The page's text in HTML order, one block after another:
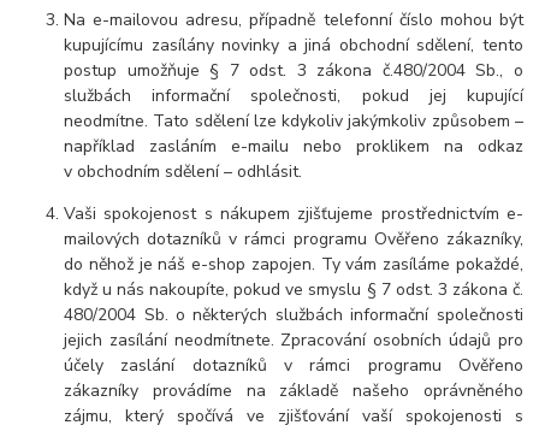
Na e-mailovou adresu, případně telefonní číslo mohou být
kupujícímu zasílány novinky a jiná obchodní sdělení, tento
postup umožňuje § 7 odst. 3 zákona č.480/2004 Sb., o
službách informační společnosti, pokud jej kupující
neodmítne. Tato sdělení lze kdykoliv jakýmkoliv způsobem –
například zasláním e-mailu nebo proklikem na odkaz
v obchodním sdělení – odhlásit.
Vaši spokojenost s nákupem zjišťujeme prostřednictvím e-
mailových dotazníků v rámci programu Ověřeno zákazníky,
do něhož je náš e-shop zapojen. Ty vám zasíláme pokaždé,
když u nás nakoupíte, pokud ve smyslu § 7 odst. 3 zákona č.
480/2004 Sb. o některých službách informační společnosti
jejich zasílání neodmítnete. Zpracování osobních údajů pro
účely zaslání dotazníků v rámci programu Ověřeno
zákazníky provádíme na základě našeho oprávněného
zájmu, který spočívá ve zjišťování vaší spokojenosti s